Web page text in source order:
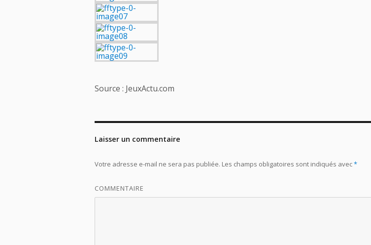
Source : JeuxActu.com
Laisser un commentaire
Votre adresse e-mail ne sera pas publiée. Les champs obligatoires sont indiqués avec*
COMMENTAIRE